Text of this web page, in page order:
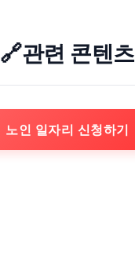
🔗관련 콘텐츠
노인 일자리 신청하기